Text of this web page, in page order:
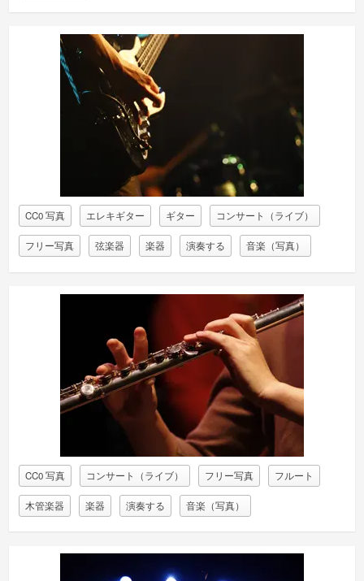
CC0 写真 エレキギター ギター コンサート（ライブ）
フリー写真 弦楽器 楽器 演奏する 音楽（写真）
CC0 写真 コンサート（ライブ） フリー写真 フルート
木管楽器 楽器 演奏する 音楽（写真）